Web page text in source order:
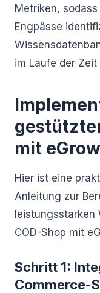
Metriken,
Engpässe
im Laufe der
mit eGrow
Hier ist eine
Anleitung zur
leistungsstarken
COD-Shop mit
Schritt 1:
Commerce-